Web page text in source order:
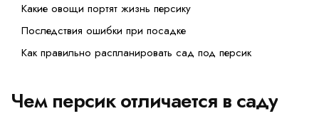
Какие овощи портят жизнь персику
Последствия ошибки при посадке
Как правильно распланировать сад под персик
Чем персик отличается в саду